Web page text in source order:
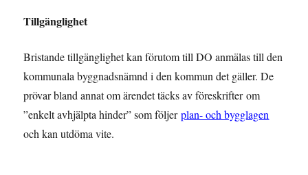
Tillgänglighet
Bristande tillgänglighet kan förutom till DO anmälas till den
kommunala byggnadsnämnd i den kommun det gäller. De
prövar bland annat om ärendet täcks av föreskrifter om
”enkelt avhjälpta hinder” som följerplan- och bygglagen
och kan utdöma vite.